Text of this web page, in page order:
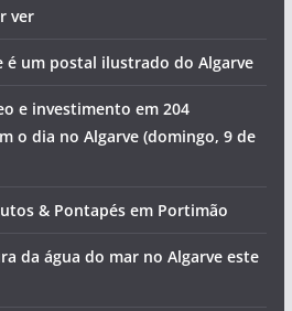
ver
é um postal ilustrado do Algarve
e investimento em 204
o dia no Algarve (domingo, 9 de
& Pontapés em Portimão
da água do mar no Algarve este